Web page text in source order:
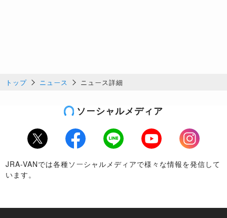
トップ ニュース ニュース詳細
ソーシャルメディア
Twitter Facebook LINE Youtube
Instagram
JRA-VANでは各種ソーシャルメディアで様々な情報を発信して
います。